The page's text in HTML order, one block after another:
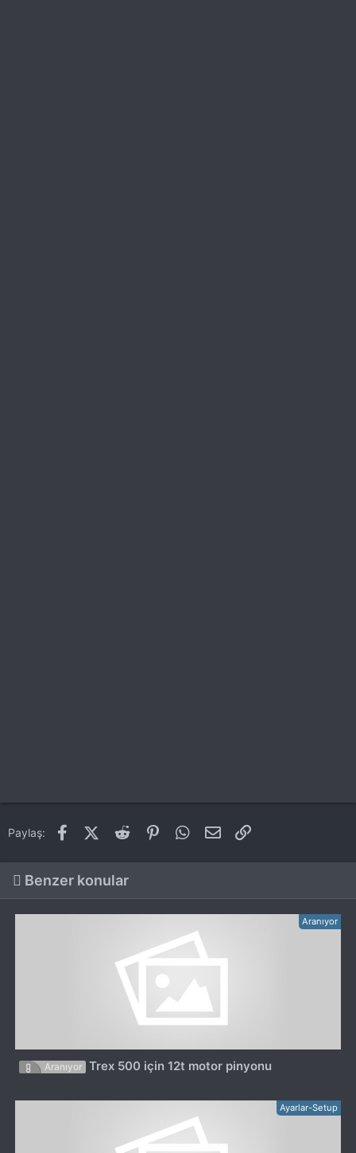
Paylaş: FacebookX (Twitter)
Reddit PinterestWhatsApp
E-posta
Benzer konular
Aranıyor
Aranıyor Trex 500 için 12t motor pinyonu
Ayarlar-Setup